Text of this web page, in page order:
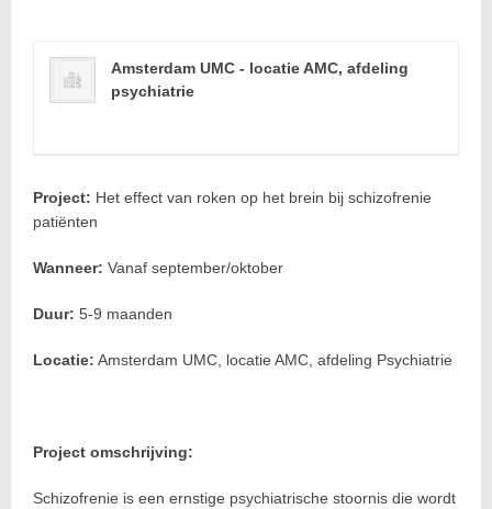
Amsterdam UMC - locatie AMC, afdeling
psychiatrie
Project: Het effect van roken op het brein bij schizofrenie
patiënten
Wanneer: Vanaf september/oktober
Duur: 5-9 maanden
Locatie: Amsterdam UMC, locatie AMC, afdeling Psychiatrie
Project omschrijving:
Schizofrenie is een ernstige psychiatrische stoornis die wordt